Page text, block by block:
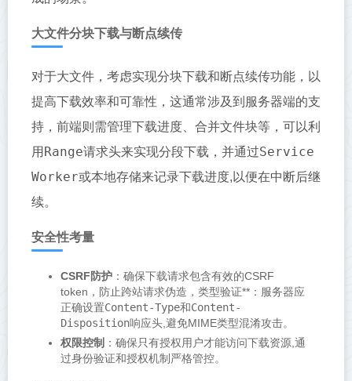
大文件分块下载与断点续传
对于大文件，考虑实现分块下载和断点续传功能，以
提高下载效率和可靠性，这通常涉及到服务器端的支
持，前端则需管理下载进度、合并文件块等，可以利
用 Range请求头来实现分段下载，并通过Service
Worker或本地存储来记录下载进度,以便在中断后继
续。
安全性考量
CSRF防护：确保下载请求包含有效的CSRF
token，防止跨站请求伪造，类型验证**：服务器应
正确设置Content-Type和Content-
Disposition响应头,避免MIME类型混淆攻击。
权限控制 ：确保只有授权用户才能访问下载资源,通
过身份验证和授权机制严格管控。